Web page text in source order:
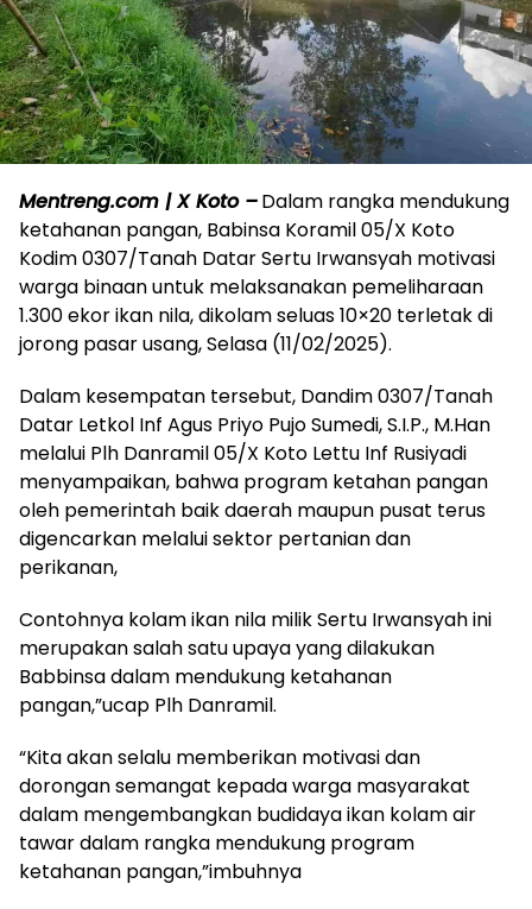
Mentreng.com | X Koto –Dalam rangka mendukung
ketahanan pangan, Babinsa Koramil 05/X Koto
Kodim 0307/Tanah Datar Sertu Irwansyah motivasi
warga binaan untuk melaksanakan pemeliharaan
1.300 ekor ikan nila, dikolam seluas 10×20 terletak di
jorong pasar usang, Selasa (11/02/2025).
Dalam kesempatan tersebut, Dandim 0307/Tanah
Datar Letkol Inf Agus Priyo Pujo Sumedi, S.I.P., M.Han
melalui Plh Danramil 05/X Koto Lettu Inf Rusiyadi
menyampaikan, bahwa program ketahan pangan
oleh pemerintah baik daerah maupun pusat terus
digencarkan melalui sektor pertanian dan
perikanan,
Contohnya kolam ikan nila milik Sertu Irwansyah ini
merupakan salah satu upaya yang dilakukan
Babbinsa dalam mendukung ketahanan
pangan,”ucap Plh Danramil.
“Kita akan selalu memberikan motivasi dan
dorongan semangat kepada warga masyarakat
dalam mengembangkan budidaya ikan kolam air
tawar dalam rangka mendukung program
ketahanan pangan,”imbuhnya